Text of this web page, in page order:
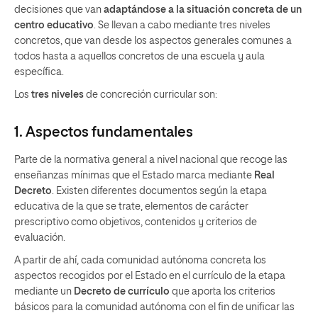
decisiones que van adaptándose a la situación concreta de un
centro educativo. Se llevan a cabo mediante tres niveles
concretos, que van desde los aspectos generales comunes a
todos hasta a aquellos concretos de una escuela y aula
específica.
Los tres niveles de concreción curricular son:
1. Aspectos fundamentales
Parte de la normativa general a nivel nacional que recoge las
enseñanzas mínimas que el Estado marca mediante Real
Decreto. Existen diferentes documentos según la etapa
educativa de la que se trate, elementos de carácter
prescriptivo como objetivos, contenidos y criterios de
evaluación.
A partir de ahí, cada comunidad autónoma concreta los
aspectos recogidos por el Estado en el currículo de la etapa
mediante un Decreto de currículo que aporta los criterios
básicos para la comunidad autónoma con el fin de unificar las